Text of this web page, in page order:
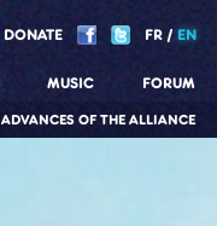
DONATE FR EN
ADVANCES OF THE ALLIANCE
MUSIC FORUM